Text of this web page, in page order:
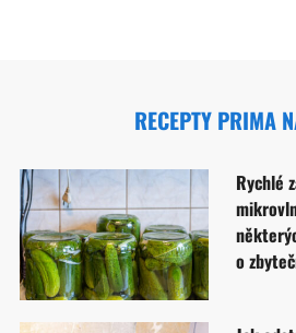
RECEPTY PRIMA
Rychlé
o